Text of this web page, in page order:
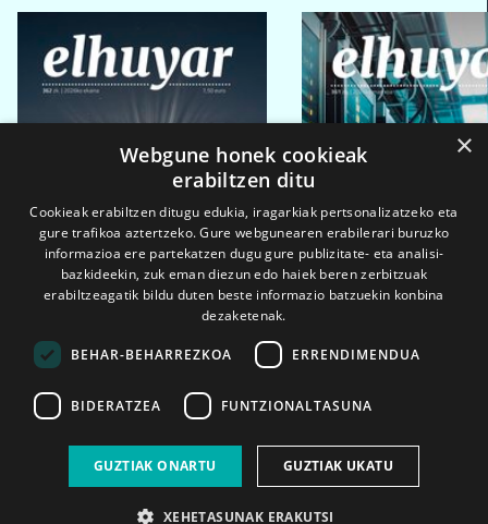
2026ko eka. 1a 2026ko mar. 1a
×
Webgune honek cookieak
erabiltzen ditu
Cookieak erabiltzen ditugu edukia, iragarkiak pertsonalizatzeko eta
gure trafikoa aztertzeko. Gure webgunearen erabilerari buruzko
informazioa ere partekatzen dugu gure publizitate- eta analisi-
bazkideekin, zuk eman diezun edo haiek beren zerbitzuak
erabiltzeagatik bildu duten beste informazio batzuekin konbina
dezaketenak.
BEHAR-BEHARREZKOA ERRENDIMENDUA
BIDERATZEA FUNTZIONALTASUNA
GUZTIAK ONARTU GUZTIAK UKATU
XEHETASUNAK ERAKUTSI